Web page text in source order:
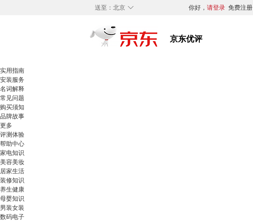
◇
送至： 北京 你好， 请登录 免费注册
实用指南
安装服务
名词解释
常见问题
购买须知
品牌故事
更多
评测体验
帮助中心
家电知识
美容美妆
居家生活
装修知识
养生健康
母婴知识
男装女装
数码电子